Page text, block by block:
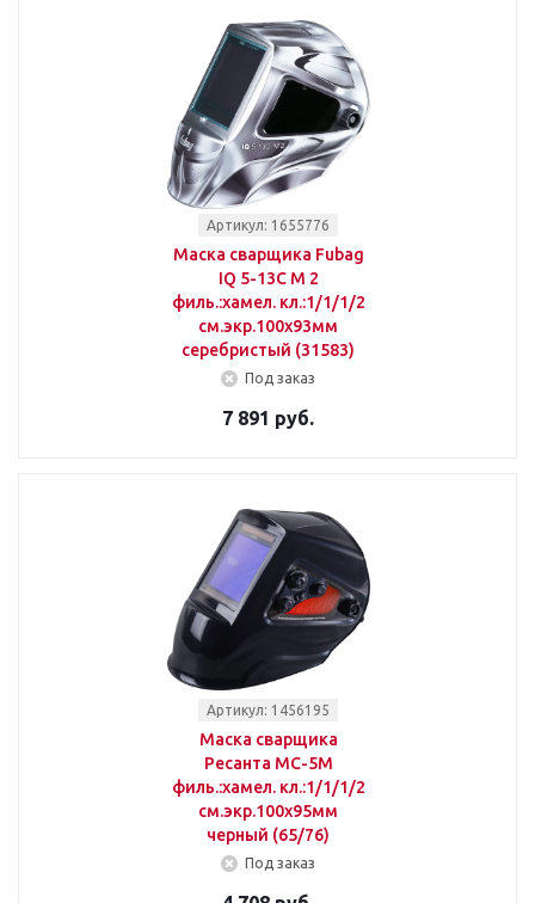
Артикул: 1655776
Маска сварщика Fubag
IQ 5-13C M 2
филь.:хамел. кл.:1/1/1/2
см.экр.100x93мм
серебристый (31583)
Под заказ
7 891 руб.
Артикул: 1456195
Маска сварщика
Ресанта МС-5М
филь.:хамел. кл.:1/1/1/2
см.экр.100x95мм
черный (65/76)
Под заказ